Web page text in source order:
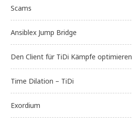
Scams
Ansiblex Jump Bridge
Den Client für TiDi Kämpfe optimieren
Time Dilation – TiDi
Exordium